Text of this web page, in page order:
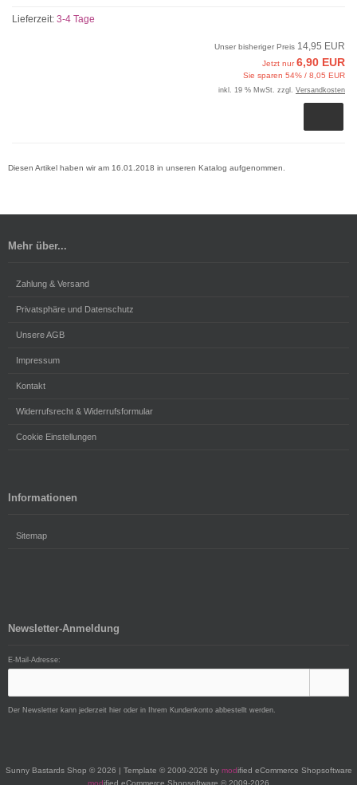
Lieferzeit: 3-4 Tage
Unser bisheriger Preis 14,95 EUR
Jetzt nur6,90 EUR
Sie sparen 54% / 8,05 EUR
inkl. 19 % MwSt. zzgl. Versandkosten
Diesen Artikel haben wir am 16.01.2018 in unseren Katalog aufgenommen.
Mehr über...
Zahlung & Versand
Privatsphäre und Datenschutz
Unsere AGB
Impressum
Kontakt
Widerrufsrecht & Widerrufsformular
Cookie Einstellungen
Informationen
Sitemap
Newsletter-Anmeldung
E-Mail-Adresse:
Der Newsletter kann jederzeit hier oder in Ihrem Kundenkonto abbestellt werden.
Sunny Bastards Shop © 2026 | Template © 2009-2026 by modified eCommerce Shopsoftware
modified eCommerce Shopsoftware © 2009-2026